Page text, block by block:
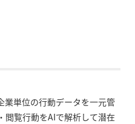
業単位の行動データを一元管
閲覧行動をAIで解析して潜在